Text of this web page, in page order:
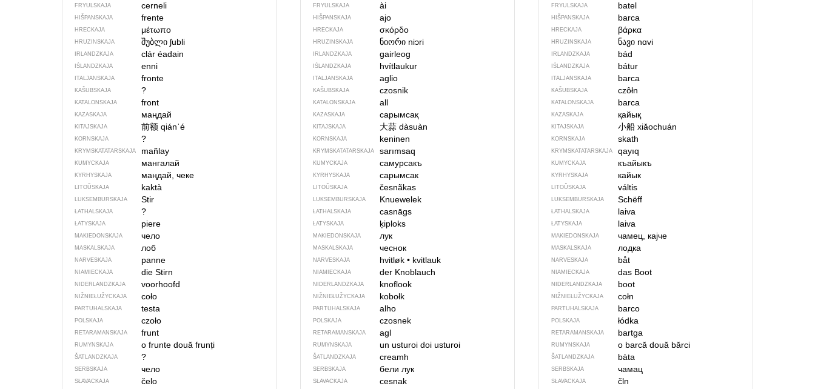
FRYULSKAJA cerneli
HIŠPANSKAJA frente
HRECKAJA μέτωπο
HRUZINSKAJA შუბლი ʃubli
IRLANDZKAJA clár éadain
IŚLANDZKAJA enni
ITALJANSKAJA fronte
KAŠUBSKAJA ?
KATALONSKAJA front
KAZASKAJA маңдай
KITAJSKAJA 前额 qiánˈé
KORNSKAJA ?
KRYMSKA­TATARSKAJA mañlay
KUMYCKAJA мангалай
KYRHYSKAJA маңдай, чеке
LITOŬSKAJA kaktà
LUKSEMBURSKAJA Stir
ŁATHALSKAJA ?
ŁATYSKAJA piere
MAKIEDONSKAJA чело
MASKALSKAJA лоб
NARVESKAJA panne
NIAMIECKAJA die Stirn
NIDERLANDZKAJA voorhoofd
NIŽNIEŁUŽYCKAJA coło
PARTUHALSKAJA testa
POLSKAJA czoło
RETARAMANSKAJA frunt
RUMYNSKAJA o frunte două frunți
ŠATLANDZKAJA ?
SERBSKAJA чело
SŁAVACKAJA čelo
FRYULSKAJA ài
HIŠPANSKAJA ajo
HRECKAJA σκόρδο
HRUZINSKAJA ნიორი niɔri
IRLANDZKAJA gairleog
IŚLANDZKAJA hvítlaukur
ITALJANSKAJA aglio
KAŠUBSKAJA czosnik
KATALONSKAJA all
KAZASKAJA сарымсақ
KITAJSKAJA 大蒜 dàsuàn
KORNSKAJA keninen
KRYMSKA­TATARSKAJA sarımsaq
KUMYCKAJA самурсакъ
KYRHYSKAJA сарымсак
LITOŬSKAJA česnãkas
LUKSEMBURSKAJA Knuewelek
ŁATHALSKAJA casnāgs
ŁATYSKAJA ķiploks
MAKIEDONSKAJA лук
MASKALSKAJA чеснок
NARVESKAJA hvitløk • kvitlauk
NIAMIECKAJA der Knoblauch
NIDERLANDZKAJA knoflook
NIŽNIEŁUŽYCKAJA kobołk
PARTUHALSKAJA alho
POLSKAJA czosnek
RETARAMANSKAJA agl
RUMYNSKAJA un usturoi doi usturoi
ŠATLANDZKAJA creamh
SERBSKAJA бели лук
SŁAVACKAJA cesnak
FRYULSKAJA batel
HIŠPANSKAJA barca
HRECKAJA βάρκα
HRUZINSKAJA ნავი nɑvi
IRLANDZKAJA bád
IŚLANDZKAJA bátur
ITALJANSKAJA barca
KAŠUBSKAJA czôłn
KATALONSKAJA barca
KAZASKAJA қайық
KITAJSKAJA 小船xiǎochuán
KORNSKAJA skath
KRYMSKA­TATARSKAJA qayıq
KUMYCKAJA къайыкъ
KYRHYSKAJA кайык
LITOŬSKAJA váltis
LUKSEMBURSKAJA Schëff
ŁATHALSKAJA laiva
ŁATYSKAJA laiva
MAKIEDONSKAJA чамец, кајче
MASKALSKAJA лодка
NARVESKAJA båt
NIAMIECKAJA das Boot
NIDERLANDZKAJA boot
NIŽNIEŁUŽYCKAJA cołn
PARTUHALSKAJA barco
POLSKAJA łódka
RETARAMANSKAJA bartga
RUMYNSKAJA o barcădouă bărci
ŠATLANDZKAJA bàta
SERBSKAJA чамац
SŁAVACKAJA čln